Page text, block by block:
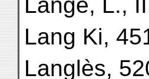
Lang Ki,
Langlès,